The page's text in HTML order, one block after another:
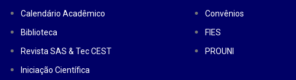
Calendário Acadêmico
Biblioteca
Revista SAS & Tec CEST
Iniciação Científica
Convênios
FIES
PROUNI